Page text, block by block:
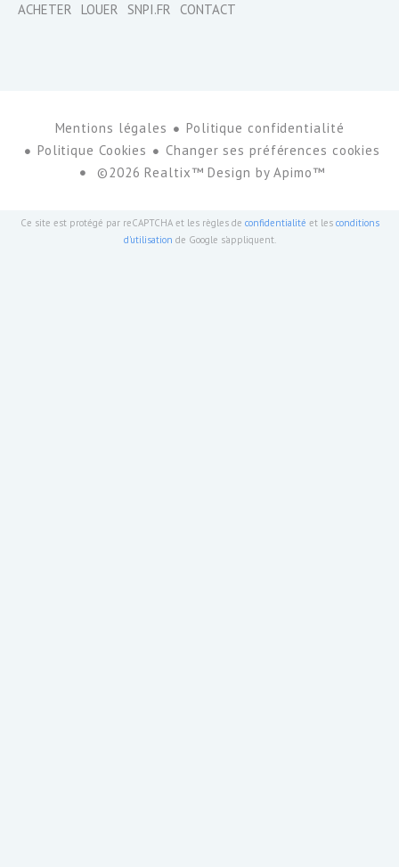
ACHETER LOUER SNPI.FR CONTACT
Mentions légales
Politique confidentialité
Politique Cookies
Changer ses préférences cookies
©2026 Realtix™ Design byApimo™
Ce site est protégé par reCAPTCHA et les règles de confidentialité et les conditions
d'utilisation de Google s'appliquent.